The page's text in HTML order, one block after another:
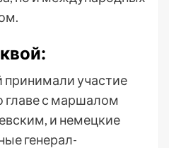
принимали участие
главе с маршалом
и немецкие
генерал-